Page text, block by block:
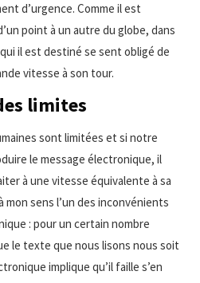
d’urgence. Comme il est
point à un autre du globe, dans
il est destiné se sent obligé de
vitesse à son tour.
limites
sont limitées et si notre
le message électronique, il
à une vitesse équivalente à sa
mon sens l’un des inconvénients
: pour un certain nombre
le texte que nous lisons nous soit
implique qu’il faille s’en